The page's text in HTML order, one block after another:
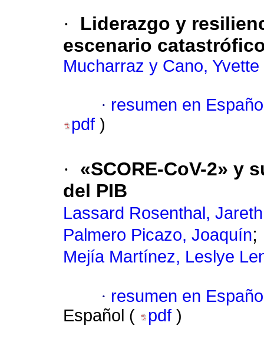
·
Liderazgo y
escenario
Mucharraz y Cano, Yvette
· resumen en
pdf )
·
«SCORE-CoV-2» y
del PIB
Lassard Rosenthal, Jareth
Palmero Picazo, Joaquín;
Mejía Martínez, Leslye
· resumen en
Español (
pdf )